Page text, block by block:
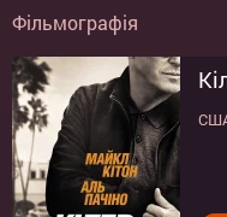
Фільмографія